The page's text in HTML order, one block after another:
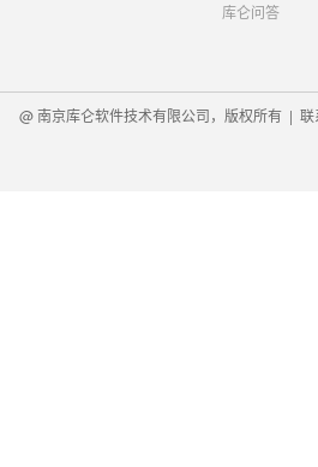
库仑问答
@ 南京库仑软件技术有限公司，版权所有 | 联